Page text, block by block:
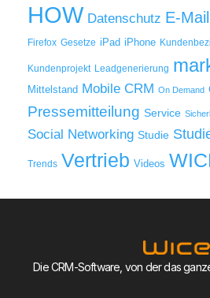
HOW Datenschutz E-Mail
Firefox Gesetze iPad iPhone
Kundenprojekt Leadgenerierung
Mittelstand Mobile CRM On Demand
Pressemitteilung Service
Social Networking Studie
Trends Vertrieb Videos
Die CRM-Software, von der das